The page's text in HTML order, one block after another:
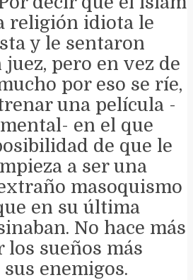
religión idiota le
y le sentaron
pero en vez de
por eso se ríe,
una película -
en el que
de que le
a ser una
masoquismo
en su última
No hace más
sueños más
enemigos.